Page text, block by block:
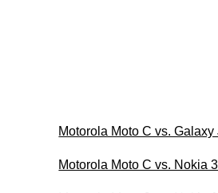
Motorola Moto C vs. Galaxy
Motorola Moto C vs. Nokia 3